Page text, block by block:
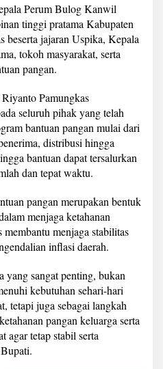
Perum Bulog Kanwil
tinggi pratama Kabupaten
beserta jajaran Uspika, Kepala
tokoh masyarakat, serta
pangan.
Pamungkas
seluruh pihak yang telah
bantuan pangan mulai dari
distribusi hingga
bantuan dapat tersalurkan
dan tepat waktu.
pangan merupakan bentuk
menjaga ketahanan
menjaga stabilitas
inflasi daerah.
sangat penting, bukan
kebutuhan sehari-hari
tetapi juga sebagai langkah
pangan keluarga serta
agar tetap stabil serta